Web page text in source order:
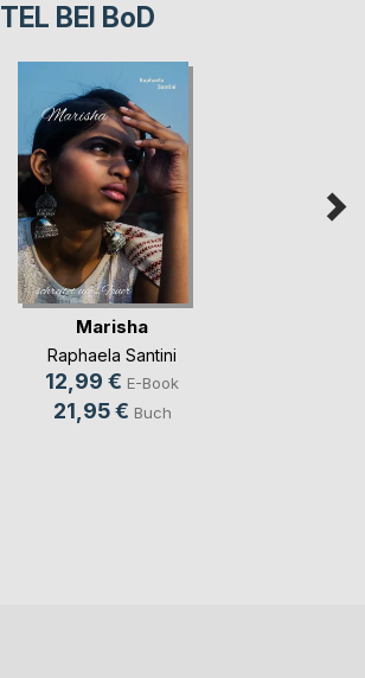
BEI BoD
Marisha
Raphaela Santini
12,99 € E-Book
21,95 € Buch